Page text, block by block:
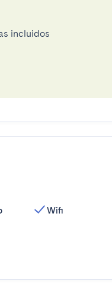
incluidos
Wifi